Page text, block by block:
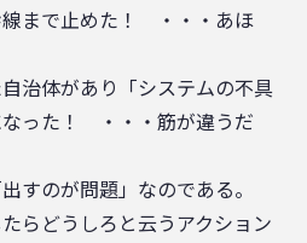
まで止めた！ ・・・あほ
体があり「システムの不具
った！ ・・・筋が違うだ
が問題」なのである。
しろと云うアクション